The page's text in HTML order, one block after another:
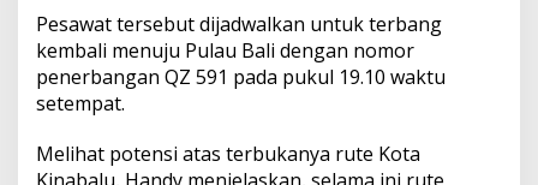
-
B
a
Pesawat tersebut dijadwalkan untuk terbang
kembali menuju Pulau Bali dengan nomor
penerbangan QZ 591 pada pukul 19.10 waktu
setempat.
Melihat potensi atas terbukanya rute Kota